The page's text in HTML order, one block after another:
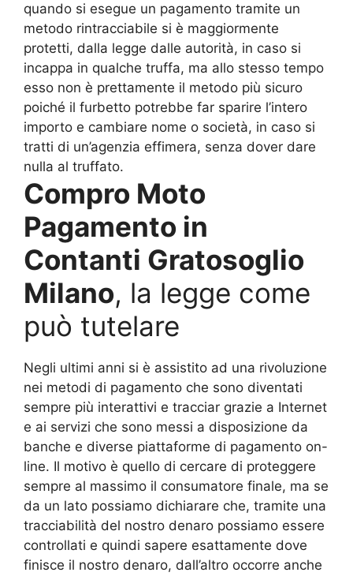
quando si esegue un pagamento tramite un
metodo rintracciabile si è maggiormente
protetti, dalla legge dalle autorità, in caso si
incappa in qualche truffa, ma allo stesso tempo
esso non è prettamente il metodo più sicuro
poiché il furbetto potrebbe far sparire l’intero
importo e cambiare nome o società, in caso si
tratti di un’agenzia effimera, senza dover dare
nulla al truffato.
Compro Moto
Pagamento in
Contanti Gratosoglio
Milano, la legge come
può tutelare
Negli ultimi anni si è assistito ad una rivoluzione
nei metodi di pagamento che sono diventati
sempre più interattivi e tracciar grazie a Internet
e ai servizi che sono messi a disposizione da
banche e diverse piattaforme di pagamento on-
line. Il motivo è quello di cercare di proteggere
sempre al massimo il consumatore finale, ma se
da un lato possiamo dichiarare che, tramite una
tracciabilità del nostro denaro possiamo essere
controllati e quindi sapere esattamente dove
finisce il nostro denaro, dall’altro occorre anche